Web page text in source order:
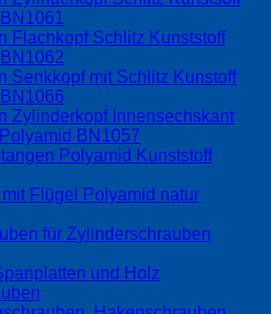
Flachkopf Schlitz Kunststoff
Senkkopf mit Schlitz Kunstoff
Zylinderkopf Innensechskant
BN1057
Polyamid Kunststoff
Flügel Polyamid natur
für Zylinderschrauben
und Holz